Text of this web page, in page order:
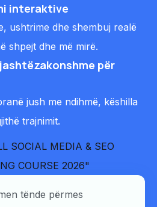
interaktive
ushtrime dhe shembuj realë
shpejt dhe më mirë.
për
jush me ndihmë, këshilla
trajnimit.
tënde përmes